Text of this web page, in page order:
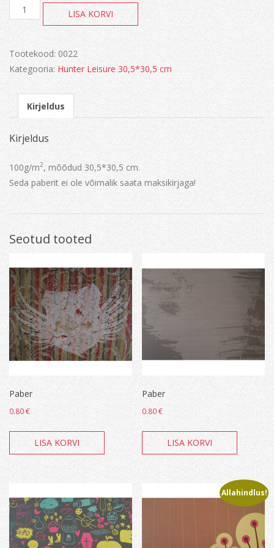
Paber
kogus
LISA KORVI
Tootekood: 0022
Kategooria: Hunter Leisure 30,5*30,5 cm
Kirjeldus
Kirjeldus
100g/m2, mõõdud 30,5*30,5 cm.
Seda paberit ei ole võimalik saata maksikirjaga!
Seotud tooted
Paber
0.80€
LISA KORVI
Paber
0.80€
LISA KORVI
Allahindlus!